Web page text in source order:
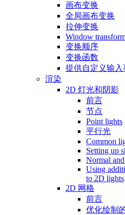
画布变换
全局画布变换
拉伸变换
Window
变换顺序
变换函数
提供自定义输入
渲染
2D 灯光和阴影
前言
节点
Point lights
平行光
Common
Setting up
Normal
Using
to 2D lights
2D 网格
前言
优化绘制